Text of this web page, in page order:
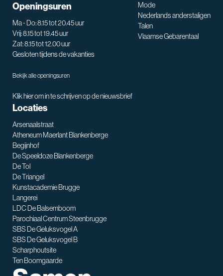
Openingsuren
Ma - Do: 8.15 tot 20.45 uur
Vrij: 8.15 tot 19.45 uur
Zat: 8.15 tot 12.00 uur
Gesloten tijdens de vakanties
Bekijk alle openingsuren
Klik hier om in te schrijven op de nieuwsbrief
Mode
Nederlands anderstaligen
Talen
Vlaamse Gebarentaal
Locaties
Arsenaalstraat
Atheneum Maerlant Blankenberge
Begijnhof
De Speeldoze Blankenberge
De Tol
De Triangel
Kunstacademie Brugge
Langerei
LDC De Balsemboom
Parochiaal Centrum Steenbrugge
SBS De Geluksvogel A
SBS De Geluksvogel B
Scharphoutsite
Ten Boomgaarde
SNT assistent
Waarmee kan ik je helpen?